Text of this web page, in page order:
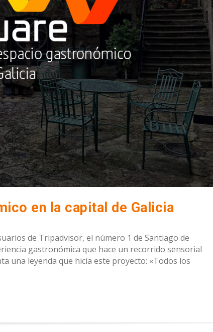
en la capital de Galicia
de Tripadvisor, el número 1 de Santiago de
gastronómica que hace un recorrido sensorial
una leyenda que hicia este proyecto: «Todos los